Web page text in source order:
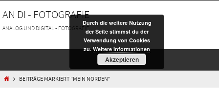
Inhalt
springen
AN DI - FOTOGRAFIE
ANALOG UND DIGITAL - FOTOGRAFIE
HOMEBEITRÄGE MARKIERT "MEIN NORDEN"
Durch die weitere Nutzung
der Seite stimmst du der
Verwendung von Cookies
zu.Weitere Informationen
Akzeptieren